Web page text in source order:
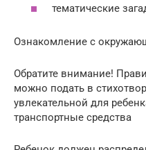
тематические
Ознакомление с
Обратите внимание!
можно подать в
увлекательной для
транспортные средства